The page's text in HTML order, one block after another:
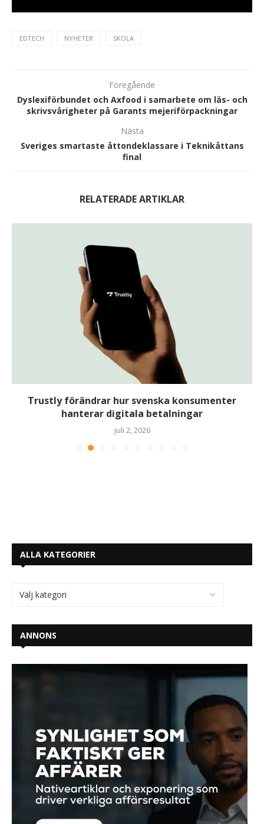
EDTECH NYHETER SKOLA
Föregående
Dyslexiförbundet och Axfood i samarbete om läs- och
skrivsvårigheter på Garants mejeriförpackningar
Nästa
Sveriges smartaste åttondeklassare i Teknikåttans
final
RELATERADE ARTIKLAR
Trustly förändrar hur svenska konsumenter
hanterar digitala betalningar
juli 2, 2026
ALLA KATEGORIER
ANNONS